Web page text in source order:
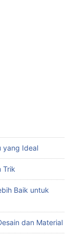
yang Ideal
Trik
Baik untuk
dan Material